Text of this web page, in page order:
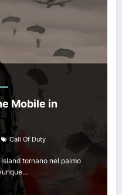
Mobile in
Call Of Duty
tornano nel palmo